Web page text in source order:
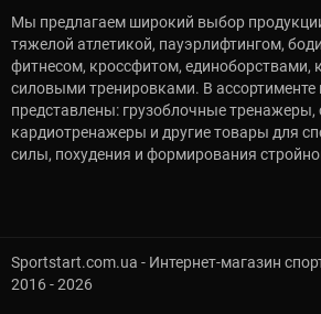
Мы предлагаем широкий выбор
тяжелой атлетикой, пауэрлифтингом,
фитнесом, кроссфитом, единоборствами,
силовыми тренировками. В ассортименте
представлены: грузоблочные тренажеры,
кардиотренажеры и другие товары для
силы, похудения и формирования
Sportstart.com.ua - Интернет-магазин
2016 - 2026